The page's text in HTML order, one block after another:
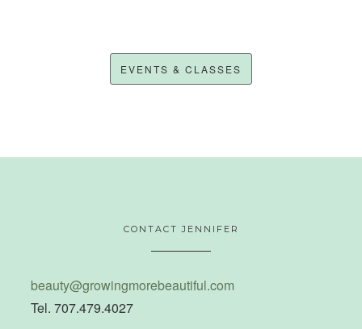
EVENTS & CLASSES
CONTACT JENNIFER
beauty@growingmorebeautiful.com
Tel. 707.479.4027